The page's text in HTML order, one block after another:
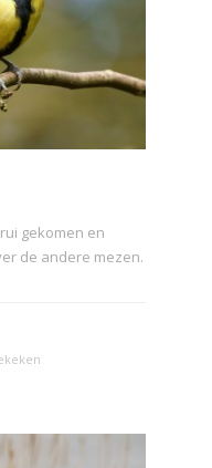
gekomen en
de andere mezen.